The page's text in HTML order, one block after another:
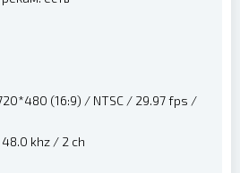
(16:9) / NTSC / 29.97 fps /
khz / 2 ch